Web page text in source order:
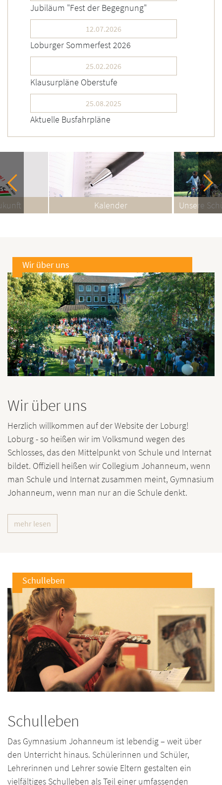
Jubiläum "Fest der Begegnung"
12.07.2026
Loburger Sommerfest 2026
25.02.2026
Klausurpläne Oberstufe
25.08.2025
Aktuelle Busfahrpläne
Unsere Schülerzeitung
Wir über uns
Wir über uns
Herzlich willkommen auf der Website der Loburg!
Loburg - so heißen wir im Volksmund wegen des
Schlosses, das den Mittelpunkt von Schule und Internat
bildet. Offiziell heißen wir Collegium Johanneum, wenn
man Schule und Internat zusammen meint, Gymnasium
Johanneum, wenn man nur an die Schule denkt.
mehr lesen
Schulleben
Schulleben
Das Gymnasium Johanneum ist lebendig – weit über
den Unterricht hinaus. Schülerinnen und Schüler,
Lehrerinnen und Lehrer sowie Eltern gestalten ein
vielfältiges Schulleben als Teil einer umfassenden